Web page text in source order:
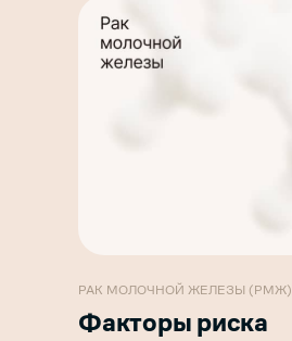
РАК МОЛОЧНОЙ ЖЕЛЕЗЫ (РМЖ)
Факторы риска